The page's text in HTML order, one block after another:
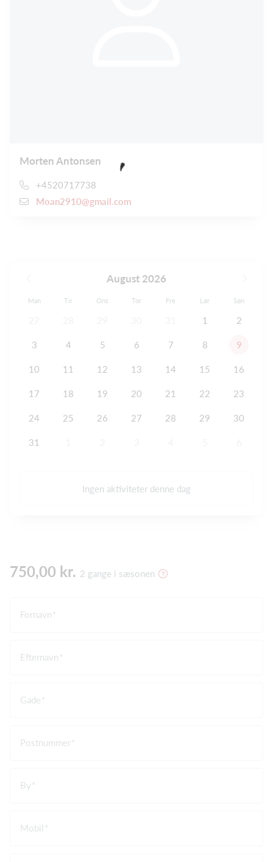
Morten Antonsen
+4520717738
Moan2910@gmail.com
August 2026
Man Tir Ons Tor Fre Lør Søn
1 2
3 4 5 6 7 8 9
10 11 12 13 14 15 16
17 18 19 20 21 22 23
24 25 26 27 28 29 30
31
Ingen aktiviteter denne dag
750,00 kr. 2 gange i sæsonen
Fornavn
Efternavn
Gade
Postnummer
By
Mobil